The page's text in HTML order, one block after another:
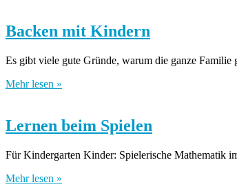
Backen mit Kindern
Es gibt viele gute Gründe, warum die ganze Familie
Mehr lesen »
Lernen beim Spielen
Für Kindergarten Kinder: Spielerische Mathematik
Mehr lesen »